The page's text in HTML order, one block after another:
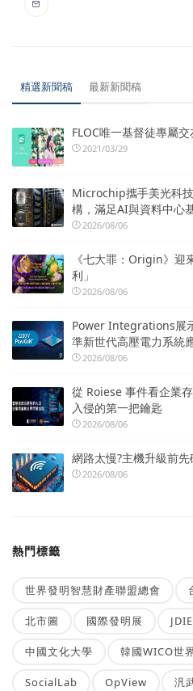
精選新聞稿 最新新聞稿
FLOC唯一基督徒專屬
2021/03/29
Microchip攜手美光科
構，滿足AI與資料中心
2026/08/06
《七大罪：Origin》迎
利」
2026/08/06
Power Integrations展
準新世代高壓電力系統
2026/08/06
從 Roiese 事件看企業
入侵的第一把鑰匙
2026/08/06
網路太慢?主機升級前
2026/08/06
熱門標籤
世界發明智慧財產聯盟總會
北市圖 國際發明展
中國文化大學 韓國WICO世
SocialLab OpView 汎